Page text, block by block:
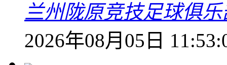
兰州陇原竞技足球俱
2026年08月05日